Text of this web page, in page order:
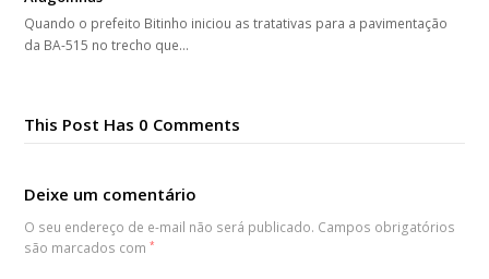
Quando o prefeito Bitinho iniciou as tratativas para a pavimentação
da BA-515 no trecho que…
This Post Has 0 Comments
Deixe um comentário
O seu endereço de e-mail não será publicado. Campos obrigatórios
são marcados com*